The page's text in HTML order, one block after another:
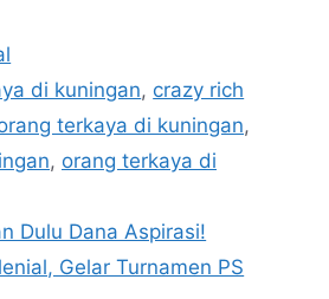
di kuningan, crazy rich
terkaya di kuningan,
, orang terkaya di
Dulu Dana Aspirasi!
Gelar Turnamen PS